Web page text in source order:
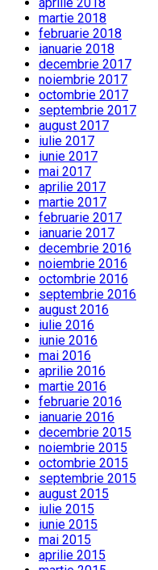
martie 2018
februarie 2018
ianuarie 2018
decembrie 2017
noiembrie 2017
octombrie 2017
septembrie 2017
august 2017
iulie 2017
iunie 2017
mai 2017
aprilie 2017
martie 2017
februarie 2017
ianuarie 2017
decembrie 2016
noiembrie 2016
octombrie 2016
septembrie 2016
august 2016
iulie 2016
iunie 2016
mai 2016
aprilie 2016
martie 2016
februarie 2016
ianuarie 2016
decembrie 2015
noiembrie 2015
octombrie 2015
septembrie 2015
august 2015
iulie 2015
iunie 2015
mai 2015
aprilie 2015